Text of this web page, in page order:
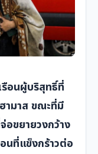
อนผู้บริสุทธิ์ที่
ามาส ขณะที่มี
อขยายวงกว้าง
นที่แข็งกร้าวต่อ